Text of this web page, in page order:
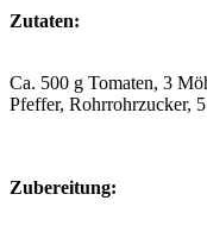
Zutaten:
Ca. 500 g Tomaten, 3
Pfeffer, Rohrrohrzucker,
Zubereitung: